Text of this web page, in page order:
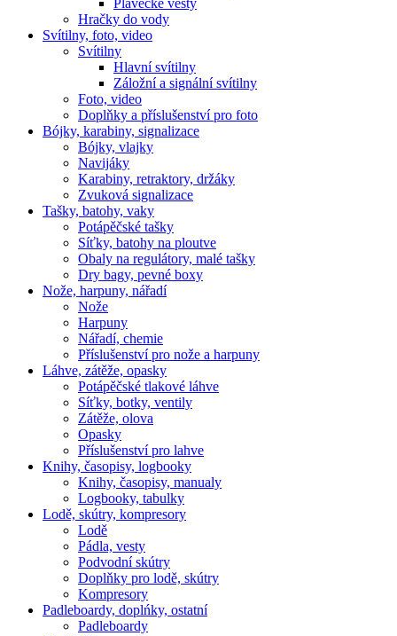
Hračky do vody
Svítilny, foto, video
Svítilny
Hlavní svítilny
Záložní a signální svítilny
Foto, video
Doplňky a příslušenství pro foto
Bójky, karabiny, signalizace
Bójky, vlajky
Navijáky
Karabiny, retraktory, držáky
Zvuková signalizace
Tašky, batohy, vaky
Potápěčské tašky
Síťky, batohy na ploutve
Obaly na regulátory, malé tašky
Dry bagy, pevné boxy
Nože, harpuny, nářadí
Nože
Harpuny
Nářadí, chemie
Příslušenství pro nože a harpuny
Láhve, zátěže, opasky
Potápěčské tlakové láhve
Síťky, botky, ventily
Zátěže, olova
Opasky
Příslušenství pro lahve
Knihy, časopisy, logbooky
Knihy, časopisy, manualy
Logbooky, tabulky
Lodě, skútry, kompresory
Lodě
Pádla, vesty
Podvodní skútry
Doplňky pro lodě, skútry
Kompresory
Padleboardy, doplńky, ostatní
Padleboardy